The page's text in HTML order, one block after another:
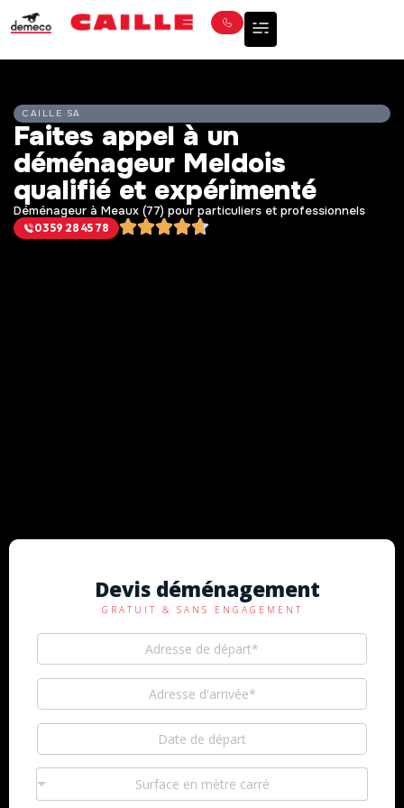
CAILLE SA
Faites appel à un
déménageur Meldois
qualifié et expérimenté
Déménageur à Meaux (77) pour particuliers et professionnels
03 59 28 45 78
Devis déménagement
GRATUIT & SANS ENGAGEMENT
Surface en mètre carré